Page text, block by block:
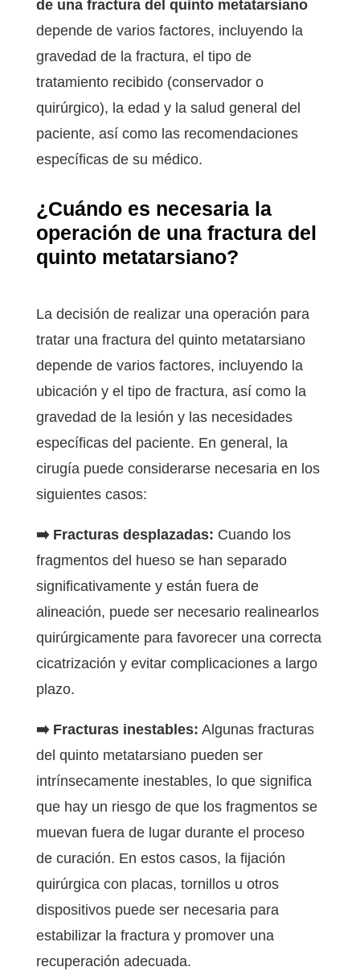
de una fractura del quinto metatarsiano
depende de varios factores, incluyendo la
gravedad de la fractura, el tipo de
tratamiento recibido (conservador o
quirúrgico), la edad y la salud general del
paciente, así como las recomendaciones
específicas de su médico.
¿Cuándo es necesaria la
operación de una fractura del
quinto metatarsiano?
La decisión de realizar una operación para
tratar una fractura del quinto metatarsiano
depende de varios factores, incluyendo la
ubicación y el tipo de fractura, así como la
gravedad de la lesión y las necesidades
específicas del paciente. En general, la
cirugía puede considerarse necesaria en los
siguientes casos:
➡️ Fracturas desplazadas: Cuando los
fragmentos del hueso se han separado
significativamente y están fuera de
alineación, puede ser necesario realinearlos
quirúrgicamente para favorecer una correcta
cicatrización y evitar complicaciones a largo
plazo.
➡️ Fracturas inestables: Algunas fracturas
del quinto metatarsiano pueden ser
intrínsecamente inestables, lo que significa
que hay un riesgo de que los fragmentos se
muevan fuera de lugar durante el proceso
de curación. En estos casos, la fijación
quirúrgica con placas, tornillos u otros
dispositivos puede ser necesaria para
estabilizar la fractura y promover una
recuperación adecuada.